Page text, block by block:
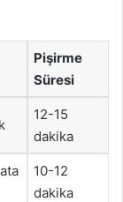
Pişirme
Süresi
12-15
dakika
10-12
dakika